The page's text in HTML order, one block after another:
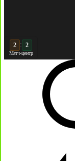
3 : 2
Матч-центр